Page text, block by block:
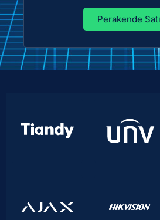
Perakende